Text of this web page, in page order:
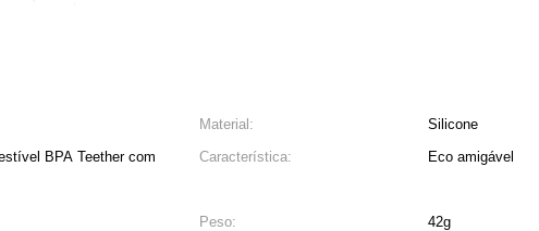
Material:
Silicone
BPA Teether com
Característica: Eco amigável
Peso:
42g